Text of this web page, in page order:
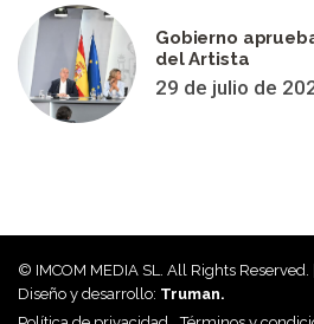
Gobierno
del Artista
29 de julio de
© IMCOM MEDIA SL. All Rights Reserved.
Diseño y desarrollo: Truman.